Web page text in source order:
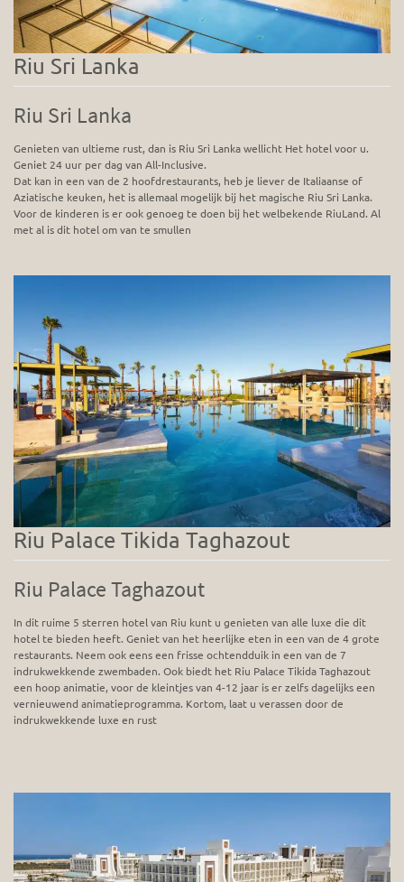
Riu Sri Lanka
Riu Sri Lanka
Genieten van ultieme rust, dan is Riu Sri Lanka wellicht Het hotel voor u.
Geniet 24 uur per dag van All-Inclusive.
Dat kan in een van de 2 hoofdrestaurants, heb je liever de Italiaanse of
Aziatische keuken, het is allemaal mogelijk bij het magische Riu Sri Lanka.
Voor de kinderen is er ook genoeg te doen bij het welbekende RiuLand. Al
met al is dit hotel om van te smullen
Riu Palace Tikida Taghazout
Riu Palace Taghazout
In dit ruime 5 sterren hotel van Riu kunt u genieten van alle luxe die dit
hotel te bieden heeft. Geniet van het heerlijke eten in een van de 4 grote
restaurants. Neem ook eens een frisse ochtendduik in een van de 7
indrukwekkende zwembaden. Ook biedt het Riu Palace Tikida Taghazout
een hoop animatie, voor de kleintjes van 4-12 jaar is er zelfs dagelijks een
vernieuwend animatieprogramma. Kortom, laat u verassen door de
indrukwekkende luxe en rust